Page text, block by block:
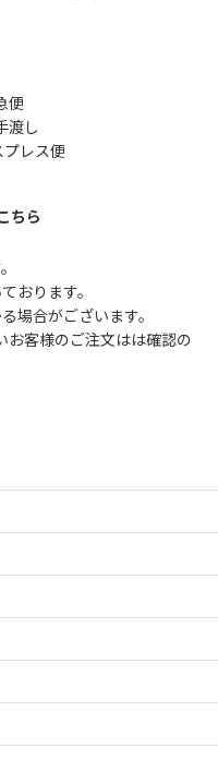
便
渡し
レス便
ちら
おります。
場合がございます。
お客様のご注文はは確認の